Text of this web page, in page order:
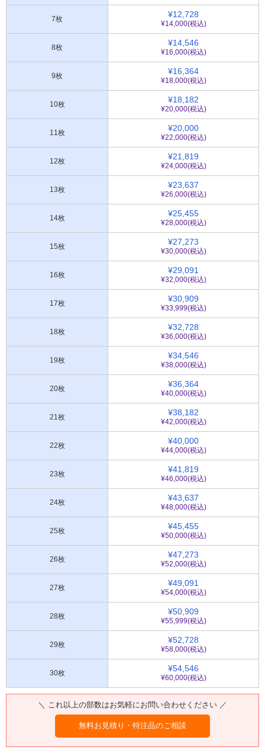
7枚 ¥12,728
¥14,000(税込)
8枚 ¥14,546
¥16,000(税込)
9枚 ¥16,364
¥18,000(税込)
10枚 ¥18,182
¥20,000(税込)
11枚 ¥20,000
¥22,000(税込)
12枚 ¥21,819
¥24,000(税込)
13枚 ¥23,637
¥26,000(税込)
14枚 ¥25,455
¥28,000(税込)
15枚 ¥27,273
¥30,000(税込)
16枚 ¥29,091
¥32,000(税込)
17枚 ¥30,909
¥33,999(税込)
18枚 ¥32,728
¥36,000(税込)
19枚 ¥34,546
¥38,000(税込)
20枚 ¥36,364
¥40,000(税込)
21枚 ¥38,182
¥42,000(税込)
22枚 ¥40,000
¥44,000(税込)
23枚 ¥41,819
¥46,000(税込)
24枚 ¥43,637
¥48,000(税込)
25枚 ¥45,455
¥50,000(税込)
26枚 ¥47,273
¥52,000(税込)
27枚 ¥49,091
¥54,000(税込)
28枚 ¥50,909
¥55,999(税込)
29枚 ¥52,728
¥58,000(税込)
30枚 ¥54,546
¥60,000(税込)
＼ これ以上の部数はお気軽にお問い合わせください ／
無料お見積り・特注品のご相談